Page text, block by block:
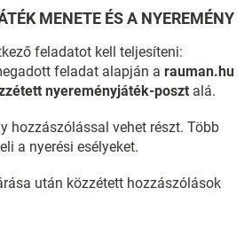
MENETE ÉS A NYEREMÉNY
feladatot kell teljesíteni:
feladat alapján a rauman.hu
nyereményjáték-poszt alá.
hozzászólással vehet részt. Több
a nyerési esélyeket.
után közzétett hozzászólások